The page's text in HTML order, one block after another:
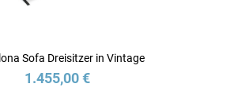
Sofa Dreisitzer in Vintage
1.455,00 €